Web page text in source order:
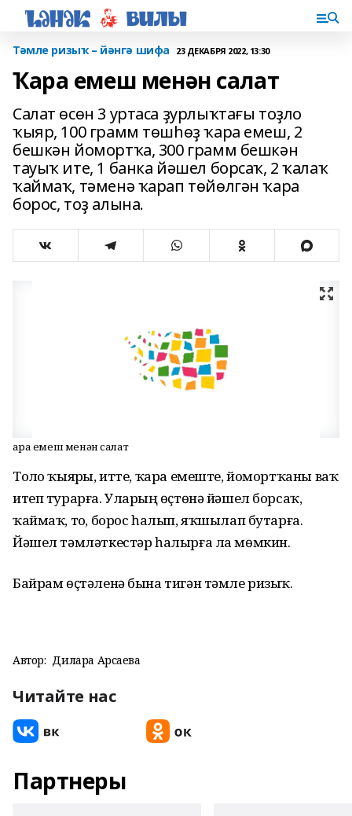
Тәмле ризыҡ – йәнгә шифа 23 ДЕКАБРЯ 2022, 13:30
Ҡара емеш менән салат
Салат өсөн 3 уртаса ҙурлыҡтағы тоҙло
ҡыяр, 100 грамм төшһөҙ ҡара емеш, 2
бешкән йомортҡа, 300 грамм бешкән
тауыҡ ите, 1 банка йәшел борсаҡ, 2 ҡалаҡ
ҡаймаҡ, тәменә ҡарап төйөлгән ҡара
борос, тоҙ алына.
Ҡара емеш менән салат
Тоҙло ҡыярҙы, итте, ҡара емеште, йомортҡаны ваҡ
итеп турарға. Уларҙың өҫтөнә йәшел борсаҡ,
ҡаймаҡ, тоҙ, борос һалып, яҡшылап бутарға.
Йәшел тәмләткестәр һалырға ла мөмкин.
Байрам өҫтәленә бына тигән тәмле ризыҡ.
Автор: Дилара Арсаева
Читайте нас
Партнеры